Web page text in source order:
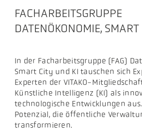
FACHARBEITSGRUPPE
DATENÖKONOMIE,
In der Facharbeitsgruppe (FAG)
Smart City und KI tauschen sich
Experten der VITAKO-
Künstliche Intelligenz (KI) als
technologische Entwicklungen
Potenzial, die öffentliche
transformieren.